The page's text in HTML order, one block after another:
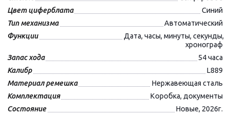
Цвет циферблата
Синий
Тип механизма
Автоматический
Функции
Дата, часы, минуты, секунды,
хронограф
Запас хода
54 часа
Калибр
L889
Материал ремешка
Нержавеющая сталь
Комплектация
Коробка, документы
Состояние
Новые, 2026г.